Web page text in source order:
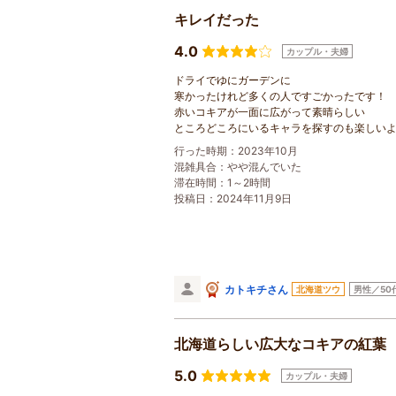
キレイだった
4.0
カップル・夫婦
ドライでゆにガーデンに
寒かったけれど多くの人ですごかったです！
赤いコキアが一面に広がって素晴らしい
ところどころにいるキャラを探すのも楽しいよ
行った時期：2023年10月
混雑具合：やや混んでいた
滞在時間：1～2時間
投稿日：2024年11月9日
カトキチさん 北海道ツウ 男性／50
北海道らしい広大なコキアの紅葉
5.0
カップル・夫婦